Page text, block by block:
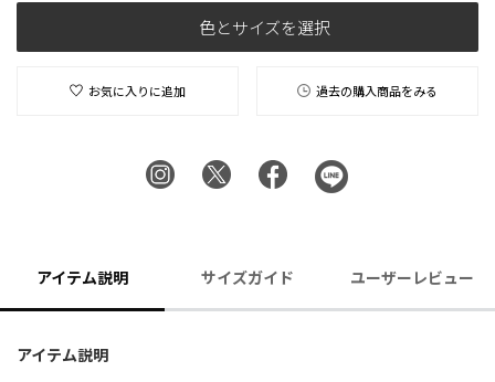
色とサイズを選択
お気に入りに追加 過去の購入商品をみる
アイテム説明 サイズガイド ユーザーレビュー
アイテム説明